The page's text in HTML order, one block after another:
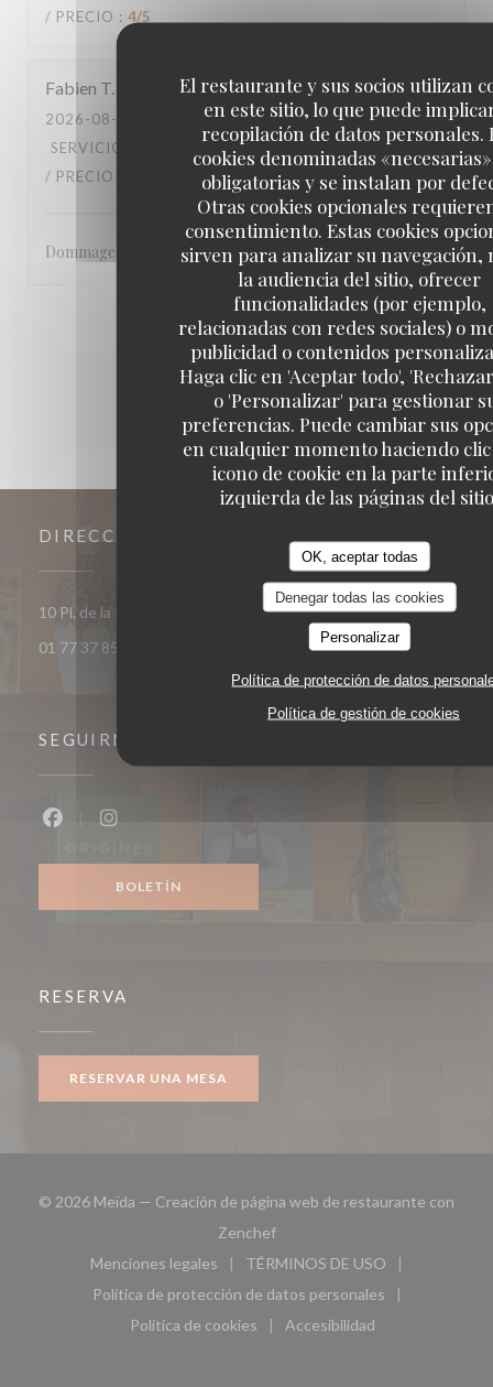
El restaurante y sus socios utilizan
en este sitio, lo que puede
recopilación de datos personales.
cookies denominadas
obligatorias y se instalan por
Otras cookies opcionales
consentimiento. Estas cookies
sirven para analizar su navegación,
la audiencia del sitio, ofrecer
funcionalidades (por ejemplo,
relacionadas con redes sociales) o
publicidad o contenidos
Haga clic en 'Aceptar todo',
o 'Personalizar' para gestionar
preferencias. Puede cambiar sus
en cualquier momento haciendo
icono de cookie en la parte
izquierda de las páginas del
OK, aceptar todas
Denegar todas las cookies
Personalizar
Política de protección de datos
Política de gestión de cookies
/ PRECIO : 4/5
Fabien T
2026-08-02
- 21:00 - INVITADOS 2
SERVICIO
AMBIENTE 4/5 MENÚ 4/5
CALIDAD
/ PRECIO
Dommage pour la fin de service
1 2 3
DIRECCIÓN
10 Pl. de la République 93400 Saint-Ouen-sur-Seine((abre en una
01 77 37 85 33
SEGUIRNOS
BOLETÍN
RESERVA
RESERVAR UNA MESA
© 2026 Meïda — Creación de página web de restaurante con
Zenchef((abre en una nueva ventana))
Menciones legales
((abre en una nueva ventana))
TÉRMINOS DE USO
((abre en una nueva
Política de protección de datos personales
((abre en una nueva ventana))
Política de cookies
((abre en una nueva ventana))
Accesibilidad